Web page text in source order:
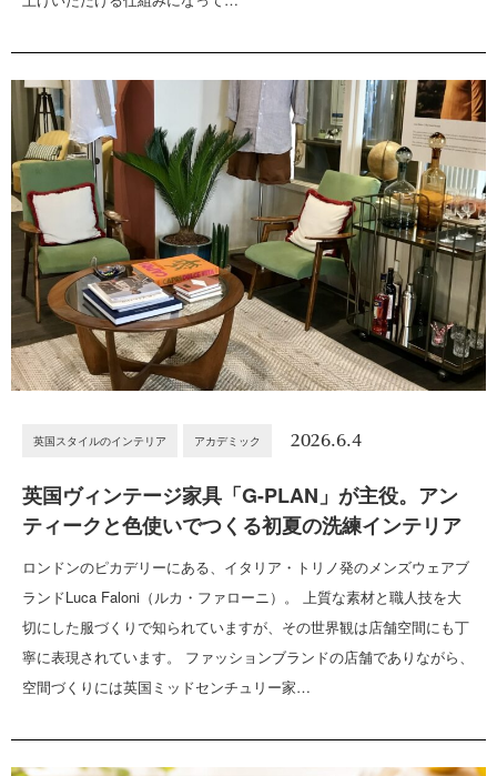
英国スタイルのインテリア アカデミック 2026.6.4
英国ヴィンテージ家具「G-PLAN」が主役。アン
ティークと色使いでつくる初夏の洗練インテリア
ロンドンのピカデリーにある、イタリア・トリノ発のメンズウェアブ
ランドLuca Faloni（ルカ・ファローニ）。 上質な素材と職人技を大
切にした服づくりで知られていますが、その世界観は店舗空間にも丁
寧に表現されています。 ファッションブランドの店舗でありながら、
空間づくりには英国ミッドセンチュリー家…